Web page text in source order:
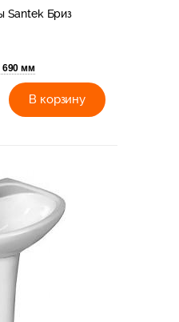
Santek Бриз
690 мм
В корзину